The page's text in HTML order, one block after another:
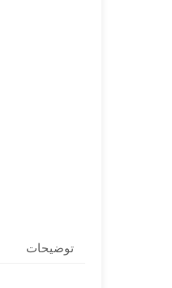
توضیحات